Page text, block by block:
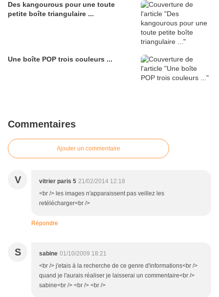
Des kangourous pour une toute
petite boîte triangulaire ...
Une boîte POP trois couleurs ...
Commentaires
Ajouter un commentaire
V vitrier paris 5 21/02/2014 12:18
<br /> les images n'apparaissent pas veillez les
retélécharger<br />
Répondre
S sabine 01/10/2009 18:21
<br /> j'etais à la recherche de ce genre d'informations<br />
quand je l'aurais réaliser je laisserai un commentaire<br />
sabine<br /> <br /> <br />